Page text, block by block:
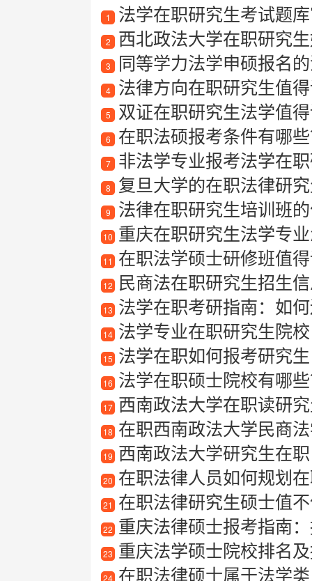
1 法学在职研究生考试题
2 西北政法大学在职研究
3 同等学力法学申硕报名
4 法律方向在职研究生值得
5 双证在职研究生法学值得
6 在职法硕报考条件有哪
7 非法学专业报考法学在
8 复旦大学的在职法律研究
9 法律在职研究生培训班
10 重庆在职研究生法学专
11 在职法学硕士研修班值得
12 民商法在职研究生招生信
13 法学在职考研指南：如
14 法学专业在职研究生院校
15 法学在职如何报考研究生
16 法学在职硕士院校有哪
17 西南政法大学在职读研
18 在职西南政法大学民商
19 西南政法大学研究生在职
20 在职法律人员如何规划
21 在职法律研究生硕士值
22 重庆法律硕士报考指南：
23 重庆法学硕士院校排名
24 在职法律硕士属于法学类